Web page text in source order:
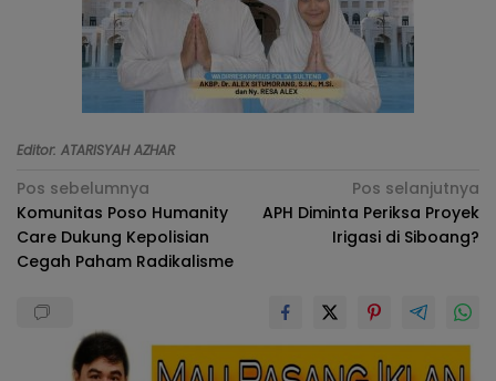
Editor: ATARISYAH AZHAR
Navigasi
pos
Pos sebelumnya
Komunitas Poso Humanity
Care Dukung Kepolisian
Cegah Paham Radikalisme
Pos selanjutnya
APH Diminta Periksa Proyek
Irigasi di Siboang?